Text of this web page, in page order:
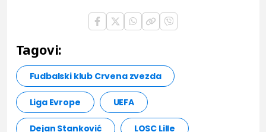
Tagovi:
Fudbalski klub Crvena zvezda
Liga Evrope UEFA
Dejan Stanković LOSC Lille